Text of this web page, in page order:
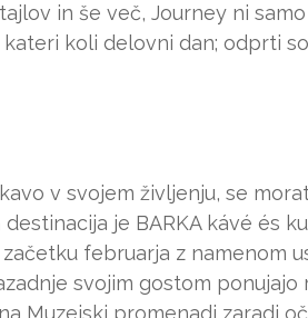
in še več, Journey ni
koli delovni dan; odprti
v svojem življenju, se
je BARKA kávé és
februarja z namenom
svojim gostom ponujajo
Muzejski promenadi zaradi